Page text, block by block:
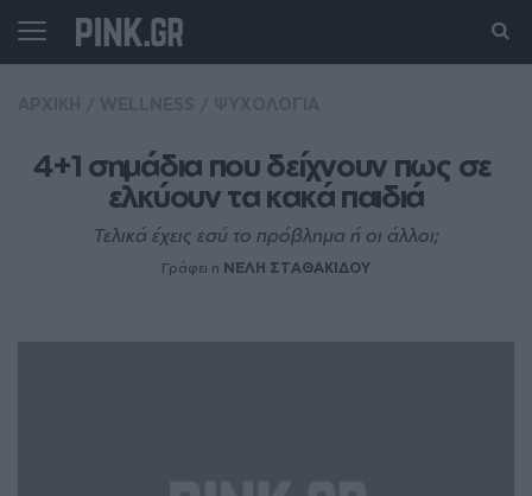
4+1 σημάδια που δείχνουν πως σε
ελκύουν τα κακά παιδιά
Τελικά έχεις εσύ το πρόβλημα ή οι άλλοι;
Γράφει η ΝΕΛΗ ΣΤΑΘΑΚΙΔΟΥ